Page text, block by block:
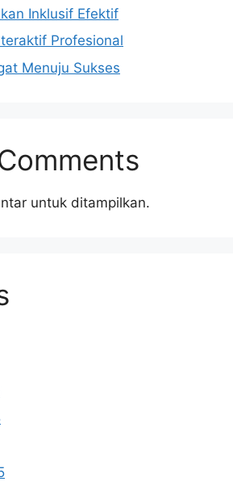
Inklusif Efektif
Profesional
Menuju Sukses
untuk ditampilkan.